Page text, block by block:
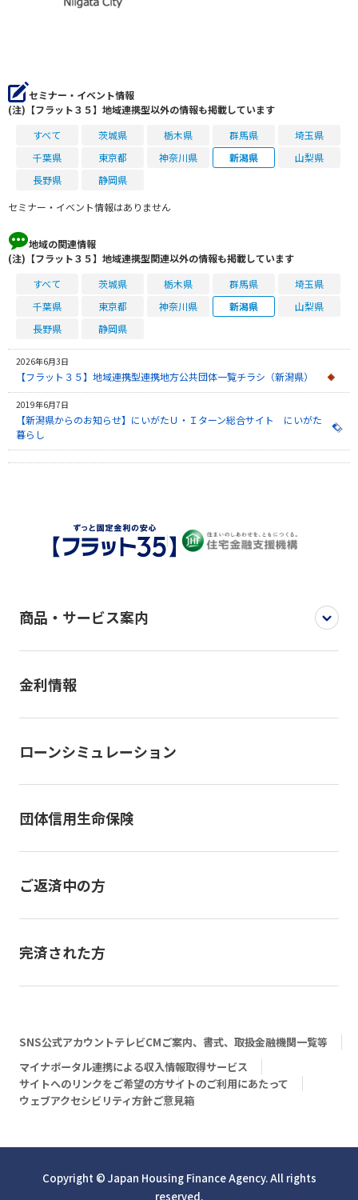
セミナー・イベント情報
(注)【フラット３５】地域連携型以外の情報も掲載しています
すべて
茨城県 栃木県 群馬県
埼玉県
千葉県
東京都 神奈川県 新潟県
山梨県
長野県
静岡県
セミナー・イベント情報はありません
地域の関連情報
(注)【フラット３５】地域連携型関連以外の情報も掲載しています
すべて
茨城県 栃木県 群馬県
埼玉県
千葉県
東京都 神奈川県 新潟県
山梨県
長野県
静岡県
2026年6月3日
【フラット３５】地域連携型連携地方公共団体一覧チラシ（新潟県）
2019年6月7日
【新潟県からのお知らせ】にいがたＵ・Ｉターン総合サイト にいがた
暮らし
商品・サービス案内
金利情報
ローンシミュレーション
団体信用生命保険
ご返済中の方
完済された方
SNS公式アカウントテレビCMご案内、書式、取扱金融機関一覧等
マイナポータル連携による収入情報取得サービス
サイトへのリンクをご希望の方サイトのご利用にあたって
ウェブアクセシビリティ方針ご意見箱
Copyright © Japan Housing Finance Agency. All rights
reserved.